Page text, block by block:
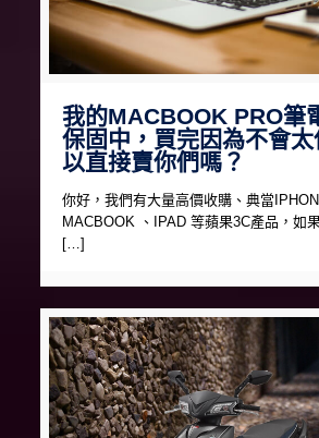
我的MACBOOK PRO筆
保固中，買完因為不會
以直接賣你們嗎？
你好，我們有大量高價收購、典當
MACBOOK 、IPAD 等蘋果3C產品，如
[…]